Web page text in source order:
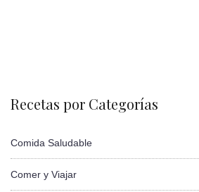
Recetas por Categorías
Comida Saludable
Comer y Viajar